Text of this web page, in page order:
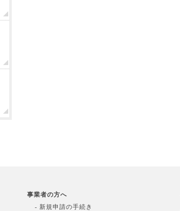
事業者の方へ
- 新規申請の手続き